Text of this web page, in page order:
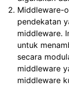
Middleware-
pendekatan
middleware.
untuk
secara
middleware
middleware